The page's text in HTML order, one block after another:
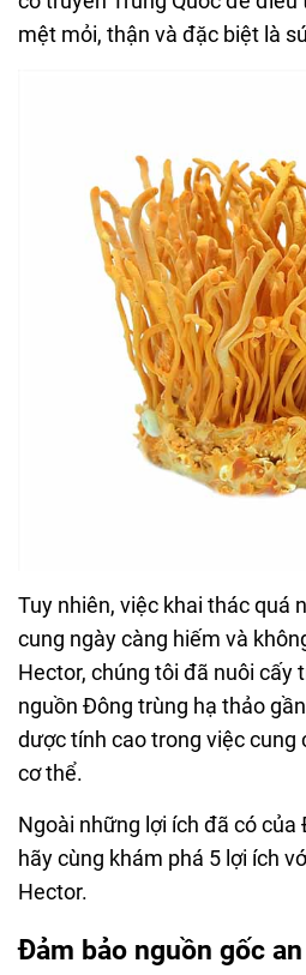
mệt mỏi, thận và đặc biệt là
Tuy nhiên, việc khai thác quá
cung ngày càng hiếm và
Hector, chúng tôi đã nuôi cấy
nguồn Đông trùng hạ thảo
dược tính cao trong việc cung
cơ thể.
Ngoài những lợi ích đã có của
hãy cùng khám phá 5 lợi ích
Hector.
Đảm bảo nguồn gốc